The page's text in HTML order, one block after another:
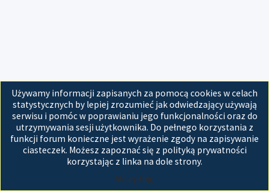
Używamy informacji zapisanych za pomocą cookies w celach
statystycznych by lepiej zrozumieć jak odwiedzający używają
serwisu i pomóc w poprawianiu jego funkcjonalności oraz do
utrzymywania sesji użytkownika. Do pełnego korzystania z
funkcji forum konieczne jest wyrażenie zgody na zapisywanie
ciasteczek. Możesz zapoznać się z polityką prywatności
korzystając z linka na dole strony.
Akceptuję